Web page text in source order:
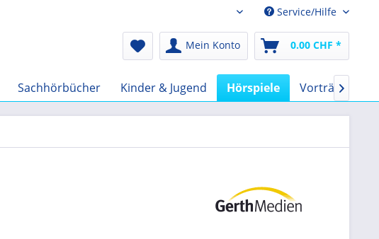
Audio-Book CHFService/Hilfe
Mein Konto 0.00 CHF *
Sachhörbücher Kinder & Jugend Hörspiele Vorträge
